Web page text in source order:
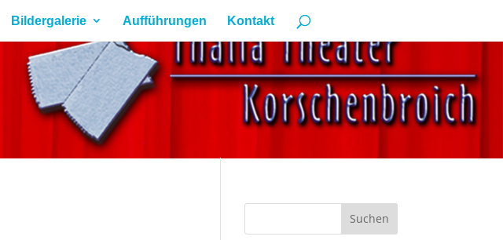
Bildergalerie Aufführungen Kontakt